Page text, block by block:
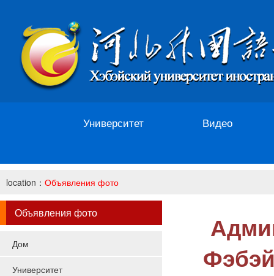
Видео
Университет
location： Объявления фото
Объявления фото
Дом
Университет